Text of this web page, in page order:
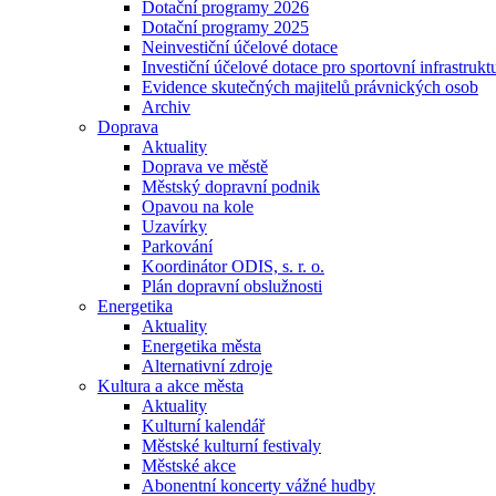
Dotační programy 2026
Dotační programy 2025
Neinvestiční účelové dotace
Investiční účelové dotace pro sportovní
Evidence skutečných majitelů právnických osob
Archiv
Doprava
Aktuality
Doprava ve městě
Městský dopravní podnik
Opavou na kole
Uzavírky
Parkování
Koordinátor ODIS, s. r. o.
Plán dopravní obslužnosti
Energetika
Aktuality
Energetika města
Alternativní zdroje
Kultura a akce města
Aktuality
Kulturní kalendář
Městské kulturní festivaly
Městské akce
Abonentní koncerty vážné hudby